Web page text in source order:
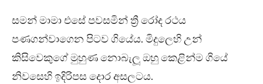
සමන් මාමා එසේ පවසමින් ත්‍රී රෝද රථය
පණගන්වාගෙන පිටව ගියේය. මිදුලෙහි උන්
කිසිවෙකුගේ මුහුණ නොබැලූ ඔහු කෙළින්ම ගියේ
නිවසෙහි ඉදිරිපස දොර අසලටය.